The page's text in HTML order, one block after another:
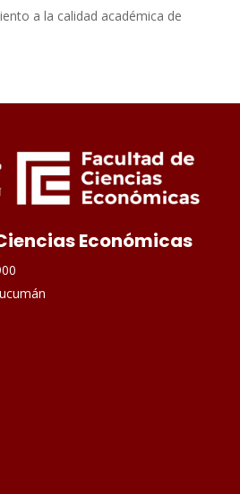
a la calidad académica de
Económicas